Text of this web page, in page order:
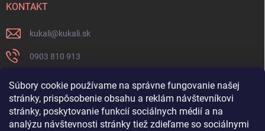
Súbory cookie používame na správne fungovanie našej
stránky, prispôsobenie obsahu a reklám návštevníkovi
stránky, poskytovanie funkcií sociálnych médií a na
analýzu návštevnosti stránky tiež zdieľame so sociálnymi
KONTAKT
kukali@kukali.sk
0903 810 913
Nenechajte si ujsť novinky a sledujte nás na FB
kukalishop